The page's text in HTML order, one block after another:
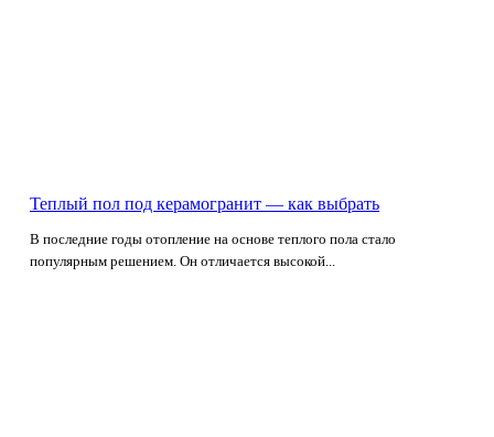
Теплый пол под керамогранит — как выбрать
В последние годы отопление на основе теплого пола стало
популярным решением. Он отличается высокой...